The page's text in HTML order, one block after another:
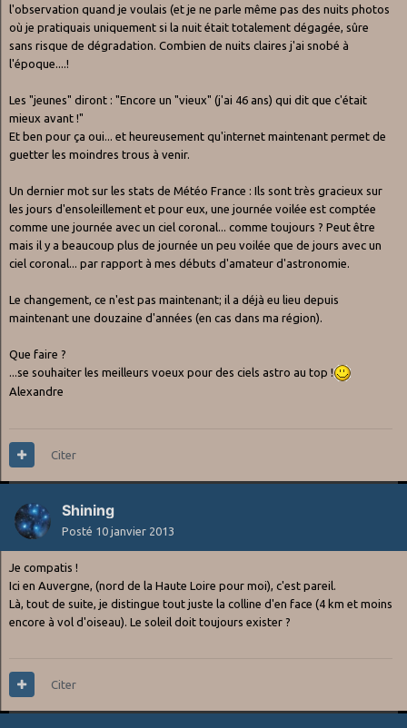
l'observation quand je voulais (et je ne parle même pas des nuits photos
où je pratiquais uniquement si la nuit était totalement dégagée, sûre
sans risque de dégradation. Combien de nuits claires j'ai snobé à
l'époque....!
Les "jeunes" diront : "Encore un "vieux" (j'ai 46 ans) qui dit que c'était
mieux avant !"
Et ben pour ça oui... et heureusement qu'internet maintenant permet de
guetter les moindres trous à venir.
Un dernier mot sur les stats de Météo France : Ils sont très gracieux sur
les jours d'ensoleillement et pour eux, une journée voilée est comptée
comme une journée avec un ciel coronal... comme toujours ? Peut être
mais il y a beaucoup plus de journée un peu voilée que de jours avec un
ciel coronal... par rapport à mes débuts d'amateur d'astronomie.
Le changement, ce n'est pas maintenant; il a déjà eu lieu depuis
maintenant une douzaine d'années (en cas dans ma région).
Que faire ?
...se souhaiter les meilleurs voeux pour des ciels astro au top !
Alexandre
Citer
Shining
Posté 10 janvier 2013
Je compatis !
Ici en Auvergne, (nord de la Haute Loire pour moi), c'est pareil.
Là, tout de suite, je distingue tout juste la colline d'en face (4 km et moins
encore à vol d'oiseau). Le soleil doit toujours exister ?
Citer